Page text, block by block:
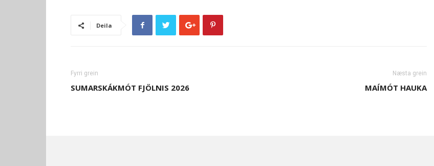
Deila
Fyrri grein
SUMARSKÁKMÓT FJÖLNIS 2026
Næsta grein
MAÍMÓT HAUKA